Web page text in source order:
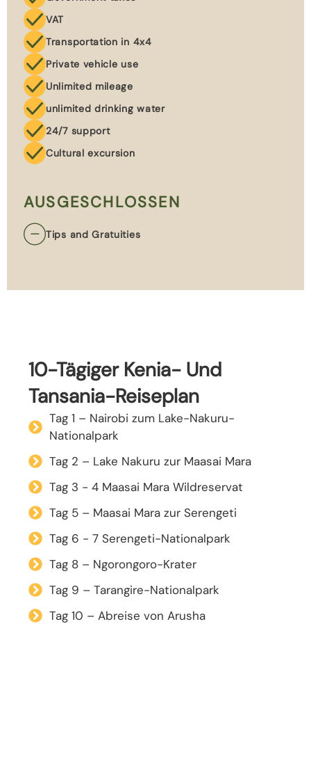
VAT
Transportation in 4x4
Private vehicle use
Unlimited mileage
unlimited drinking water
24/7 support
Cultural excursion
AUSGESCHLOSSEN
Tips and Gratuities
10-Tägiger Kenia- Und
Tansania-Reiseplan
Tag 1 – Nairobi zum Lake-Nakuru-
Nationalpark
Tag 2 – Lake Nakuru zur Maasai Mara
Tag 3 - 4 Maasai Mara Wildreservat
Tag 5 – Maasai Mara zur Serengeti
Tag 6 - 7 Serengeti-Nationalpark
Tag 8 – Ngorongoro-Krater
Tag 9 – Tarangire-Nationalpark
Tag 10 – Abreise von Arusha